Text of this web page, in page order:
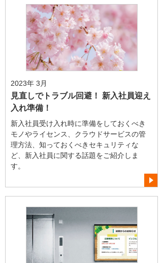
2023年 3月
見直しでトラブル回避！ 新入社員迎え
入れ準備！
新入社員受け入れ時に準備をしておくべき
モノやライセンス、クラウドサービスの管
理方法、知っておくべきセキュリティな
ど、新入社員に関する話題をご紹介しま
す。